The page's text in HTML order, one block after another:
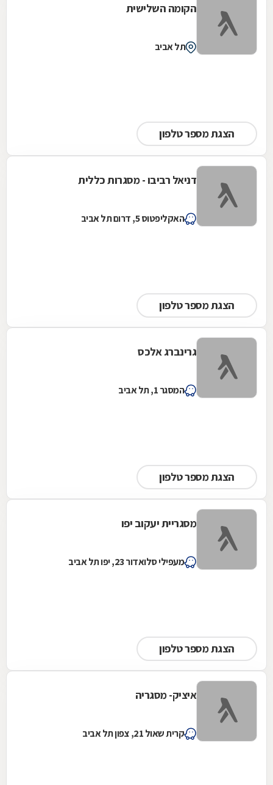
הקומה השלישית
תל אביב
הצגת מספר טלפון
דניאל רביבו - מסגרות כללית
האקליפטוס 5, דרום תל אביב
הצגת מספר טלפון
גרינברג אלכס
המסגר 1, תל אביב
הצגת מספר טלפון
מסגריית יעקוב יפו
מעפילי סלואדור 23, יפו תל אביב
הצגת מספר טלפון
איציק- מסגריה
קרית שאול 21, צפון תל אביב